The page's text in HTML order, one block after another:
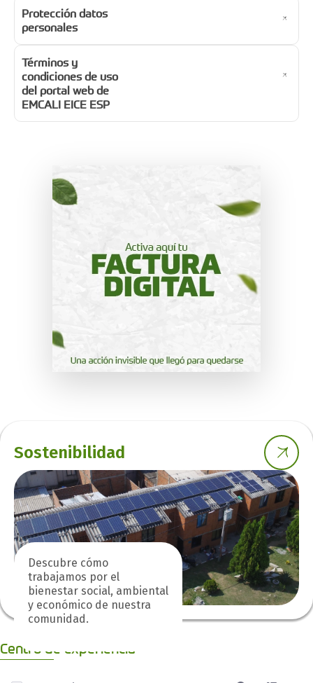
Protección datos
personales
Términos y
condiciones de uso
del portal web de
EMCALI EICE ESP
Sostenibilidad
Descubre cómo
trabajamos por el
bienestar social, ambiental
y económico de nuestra
comunidad.
Centro de experiencia